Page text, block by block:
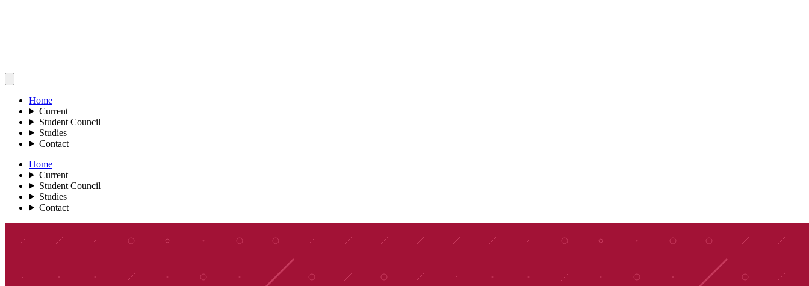
Home
Current
Student Council
Studies
Contact
Home
Current
Student Council
Studies
Contact